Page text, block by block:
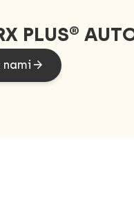
PLUS®
nami